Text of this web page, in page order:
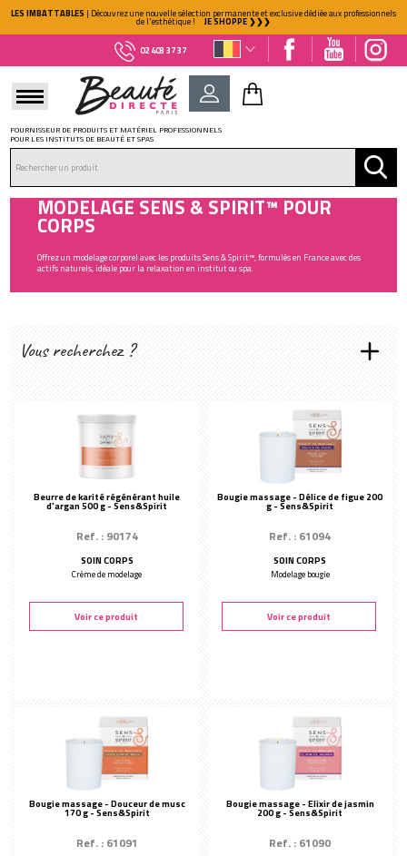
LES IMBATTABLES | Découvrez une nouvelle sélection permanente et exclusive dédiée aux professionnels
de l'esthétique ! JE SHOPPE ❯❯❯
02 403 37 37
NOUVEAU CLIENT ?
FOURNISSEUR DE PRODUITS ET MATÉRIEL PROFESSIONNELS
POUR LES INSTITUTS DE BEAUTÉ ET SPAS
MODELAGE SENS & SPIRIT™ POUR
CORPS
Offrez un modelage corporel avec les produits Sens & Spirit™, formulés en France avec des
actifs naturels, idéale pour la relaxation en institut ou spa.
Vous recherchez ?
Crème de modelage(2)
Huile de modelage(11)
Hydratant
(1)
Jambes légères(2)
Modelage bougie(3)
Modelage pochons(5)
Types de soins(3)
PLUS EXACTEMENT :
Beurre de karité régénérant huile
d'argan 500 g - Sens&Spirit
Ref. : 90174
SOIN CORPS
Crème de modelage
Voir ce produit
Bougie massage - Délice de figue 200
g - Sens&Spirit
Ref. : 61094
SOIN CORPS
Modelage bougie
Voir ce produit
Bougie massage - Douceur de musc
170 g - Sens&Spirit
Ref. : 61091
Bougie massage - Elixir de jasmin
200 g - Sens&Spirit
Ref. : 61090